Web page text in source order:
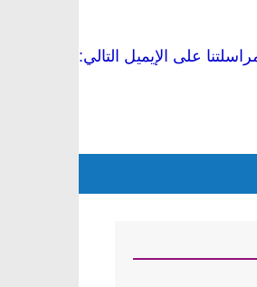
على الإيميل التالي: